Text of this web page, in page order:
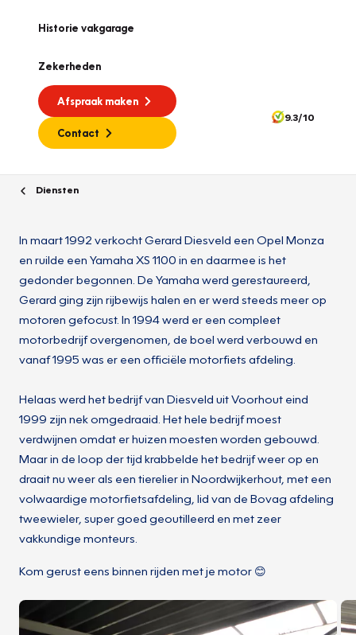
Historie vakgarage
Zekerheden
Afspraak maken
Contact
9.3/10
Diensten
In maart 1992 verkocht Gerard Diesveld een Opel Monza
en ruilde een Yamaha XS 1100 in en daarmee is het
gedonder begonnen. De Yamaha werd gerestaureerd,
Gerard ging zijn rijbewijs halen en er werd steeds meer op
motoren gefocust. In 1994 werd er een compleet
motorbedrijf overgenomen, de boel werd verbouwd en
vanaf 1995 was er een officiële motorfiets afdeling.
Helaas werd het bedrijf van Diesveld uit Voorhout eind
1999 zijn nek omgedraaid. Het hele bedrijf moest
verdwijnen omdat er huizen moesten worden gebouwd.
Maar in de loop der tijd krabbelde het bedrijf weer op en
draait nu weer als een tierelier in Noordwijkerhout, met een
volwaardige motorfietsafdeling, lid van de Bovag afdeling
tweewieler, super goed geoutilleerd en met zeer
vakkundige monteurs.
Kom gerust eens binnen rijden met je motor 😊